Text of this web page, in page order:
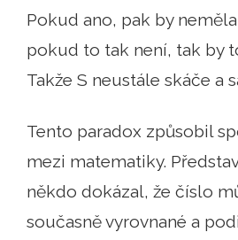
Pokud ano, pak by
pokud to tak není, tak by
Takže S neustále skáče a
Tento paradox způsobil
mezi matematiky.
někdo dokázal, že číslo
současně vyrovnané a